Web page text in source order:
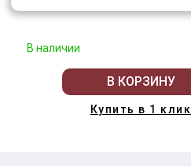
В наличии
В КОРЗИНУ
Купить в 1 клик